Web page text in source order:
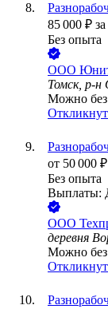
85 000 ₽
Без опыта
ООО
Томск, р-н
Можно
от 50 000 ₽
Без опыта
Выплаты:
ООО
деревня
Можно